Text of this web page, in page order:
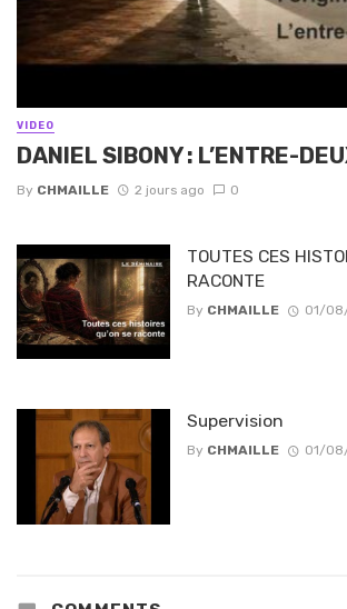
VIDEO
DANIEL SIBONY : L’ENTRE-
By CHMAILLE 2 jours ago 0
TOUTES CES
RACONTE
By CHMAILLE 01/
Supervision
By CHMAILLE 01/